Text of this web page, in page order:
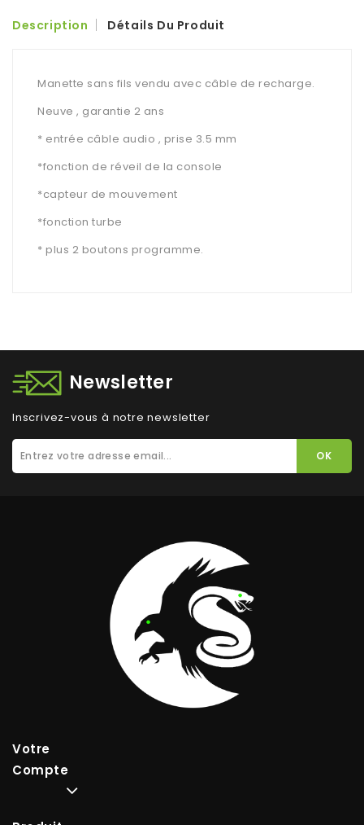
Description Détails Du Produit
Manette sans fils vendu avec câble de recharge.
Neuve , garantie 2 ans
* entrée câble audio , prise 3.5 mm
*fonction de réveil de la console
*capteur de mouvement
*fonction turbe
* plus 2 boutons programme.
Newsletter
Inscrivez-vous à notre newsletter
Votre
Compte